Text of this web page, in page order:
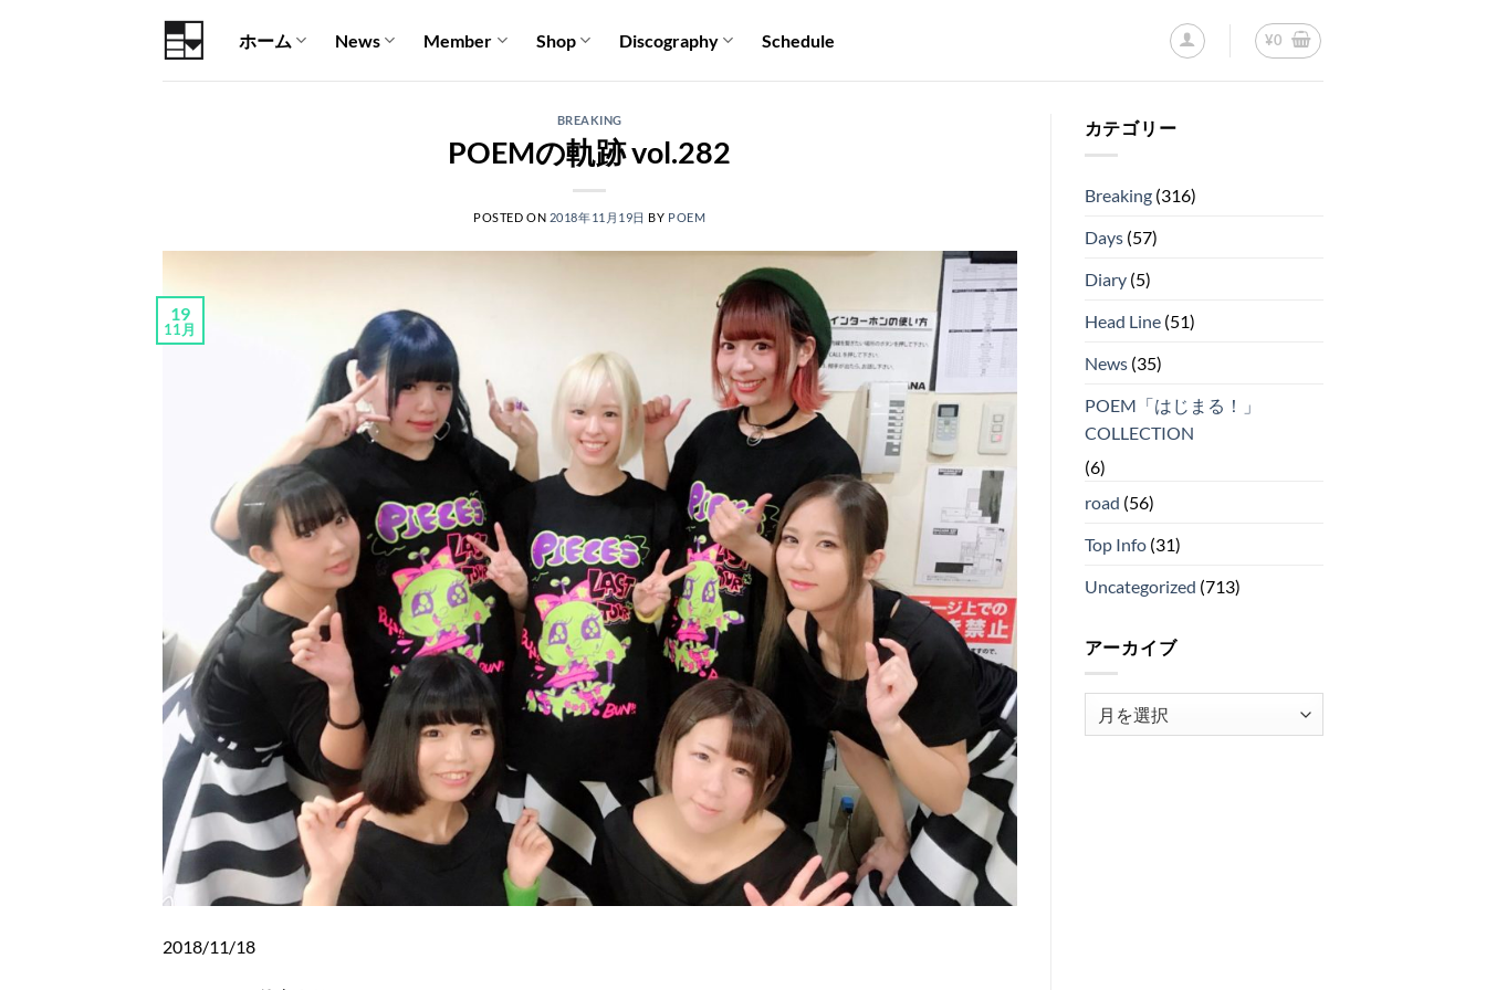
ホーム News Member Shop Discography Schedule ¥0
BREAKING
POEMの軌跡 vol.282
POSTED ON 2018年11月19日 BY POEM
19
11月
2018/11/18
カテゴリー
Breaking(316)
Days(57)
Diary(5)
Head Line(51)
News(35)
POEM「はじまる！」
COLLECTION
(6)
road (56)
Top Info(31)
Uncategorized (713)
アーカイブ